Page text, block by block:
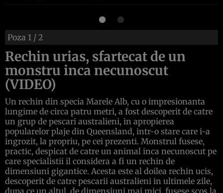
Poza 1 / 2
Rechin urias, sfartecat de un
monstru inca necunoscut
(VIDEO)
Un rechin din specia Marele Alb, cu o impresionanta
lungime de circa patru metri, a fost descoperit de catre
un grup de pescari australieni, in apropierea
popularelor plaje din Queensland, intr-o stare care i-a
ingrozit, la propriu, pe cei prezenti. Monstrul fusese,
practic, despicat de catre un animal inca necunoscut pe
care specialistii il considera a fi un rechin de
dimensiuni gigantice. Acesta este al doilea rechin ucis,
descoperit de catre pescarii australieni in ultimele zile,
dupa ce un altul, de dimensiuni mai mici, fusese scos la